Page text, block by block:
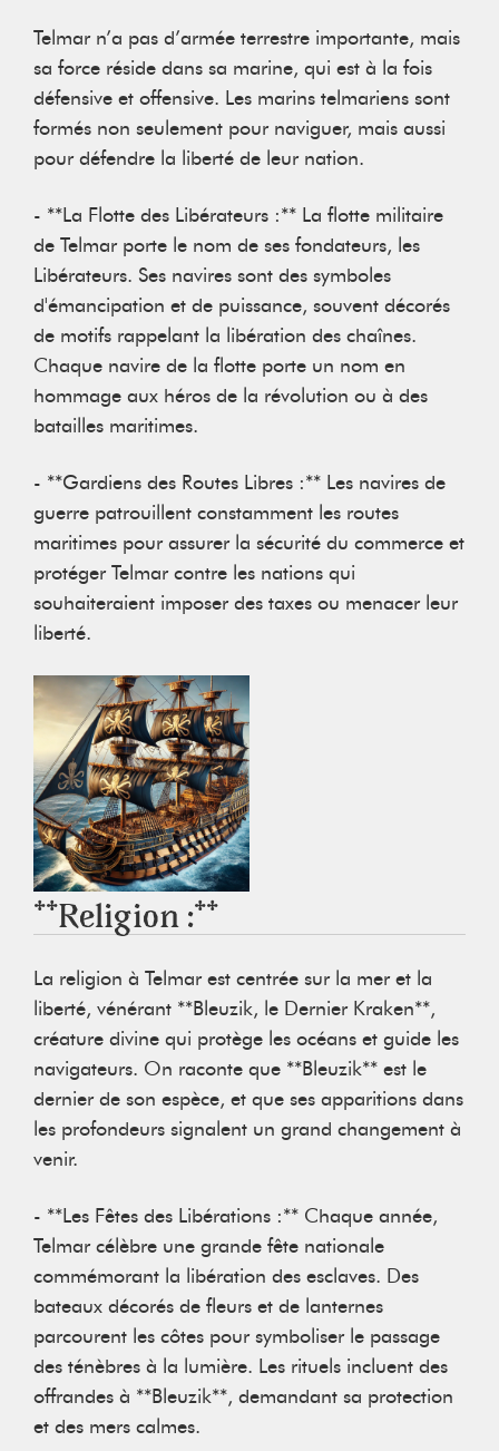
Telmar n’a pas d’armée terrestre importante, mais
sa force réside dans sa marine, qui est à la fois
défensive et offensive. Les marins telmariens sont
formés non seulement pour naviguer, mais aussi
pour défendre la liberté de leur nation.
- **La Flotte des Libérateurs :** La flotte militaire
de Telmar porte le nom de ses fondateurs, les
Libérateurs. Ses navires sont des symboles
d'émancipation et de puissance, souvent décorés
de motifs rappelant la libération des chaînes.
Chaque navire de la flotte porte un nom en
hommage aux héros de la révolution ou à des
batailles maritimes.
- **Gardiens des Routes Libres :** Les navires de
guerre patrouillent constamment les routes
maritimes pour assurer la sécurité du commerce et
protéger Telmar contre les nations qui
souhaiteraient imposer des taxes ou menacer leur
liberté.
**Religion :**
La religion à Telmar est centrée sur la mer et la
liberté, vénérant **Bleuzik, le Dernier Kraken**,
créature divine qui protège les océans et guide les
navigateurs. On raconte que **Bleuzik** est le
dernier de son espèce, et que ses apparitions dans
les profondeurs signalent un grand changement à
venir.
- **Les Fêtes des Libérations :** Chaque année,
Telmar célèbre une grande fête nationale
commémorant la libération des esclaves. Des
bateaux décorés de fleurs et de lanternes
parcourent les côtes pour symboliser le passage
des ténèbres à la lumière. Les rituels incluent des
offrandes à **Bleuzik**, demandant sa protection
et des mers calmes.